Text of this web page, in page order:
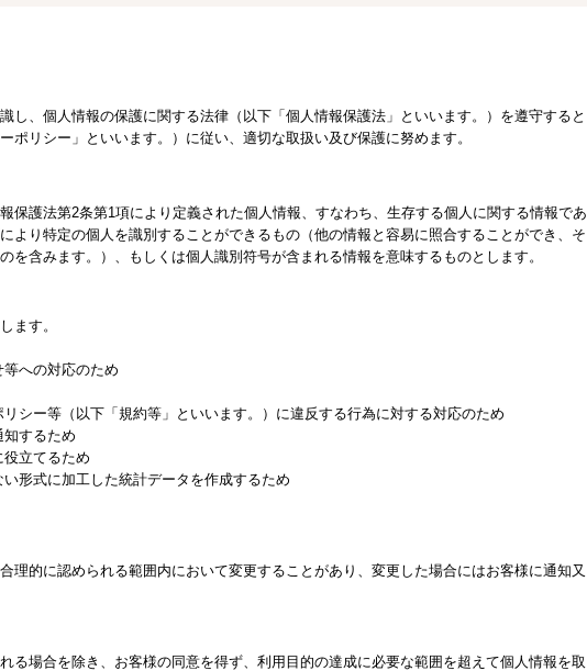
し、個人情報の保護に関する法律（以下「個人情報保護法」といいます。）を遵守すると
リシー」といいます。）に従い、適切な取扱い及び保護に努めます。
保護法第2条第1項により定義された個人情報、すなわち、生存する個人に関する情報であ
より特定の個人を識別することができるもの（他の情報と容易に照合することができ、そ
含みます。）、もしくは個人識別符号が含まれる情報を意味するものとします。
ます。
等への対応のため
シー等（以下「規約等」といいます。）に違反する行為に対する対応のため
知するため
役立てるため
形式に加工した統計データを作成するため
理的に認められる範囲内において変更することがあり、変更した場合にはお客様に通知又
る場合を除き、お客様の同意を得ず、利用目的の達成に必要な範囲を超えて個人情報を取